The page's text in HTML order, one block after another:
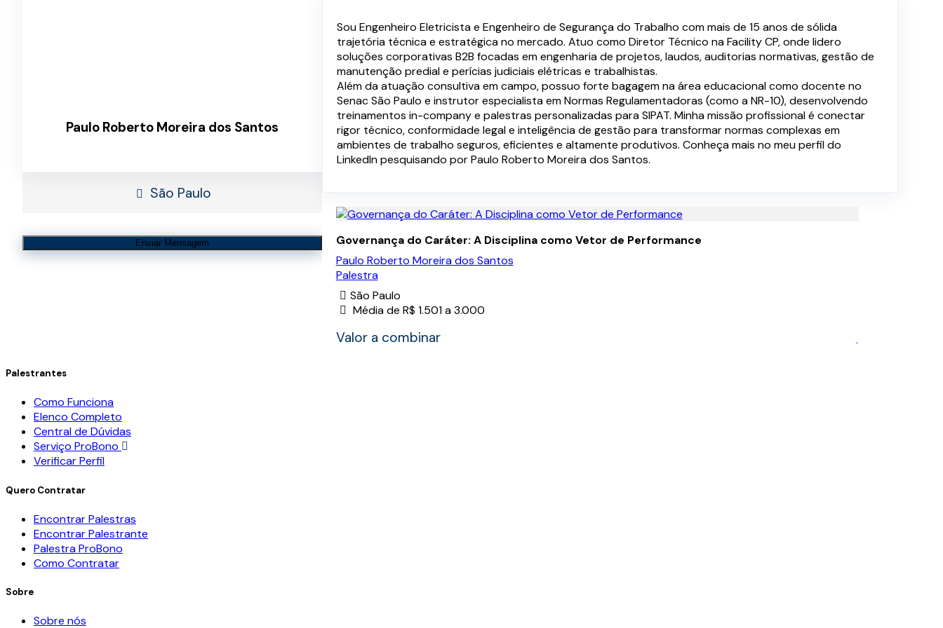
Paulo Roberto Moreira dos Santos
São Paulo
Enviar Mensagem
Sou Engenheiro Eletricista e Engenheiro de Segurança do Trabalho com mais de 15 anos de sólida
trajetória técnica e estratégica no mercado. Atuo como Diretor Técnico na Facility CP, onde lidero
soluções corporativas B2B focadas em engenharia de projetos, laudos, auditorias normativas, gestão de
manutenção predial e perícias judiciais elétricas e trabalhistas.
Além da atuação consultiva em campo, possuo forte bagagem na área educacional como docente no
Senac São Paulo e instrutor especialista em Normas Regulamentadoras (como a NR-10), desenvolvendo
treinamentos in-company e palestras personalizadas para SIPAT. Minha missão profissional é conectar
rigor técnico, conformidade legal e inteligência de gestão para transformar normas complexas em
ambientes de trabalho seguros, eficientes e altamente produtivos. Conheça mais no meu perfil do
LinkedIn pesquisando por Paulo Roberto Moreira dos Santos.
Governança do Caráter: A Disciplina como Vetor de Performance
Paulo Roberto Moreira dos Santos
Palestra
São Paulo
Média de R$ 1.501 a 3.000
Valor a combinar
Palestrantes
Como Funciona
Elenco Completo
Central de Dúvidas
Serviço ProBono
Verificar Perfil
Quero Contratar
Encontrar Palestras
Encontrar Palestrante
Palestra ProBono
Como Contratar
Sobre
Sobre nós